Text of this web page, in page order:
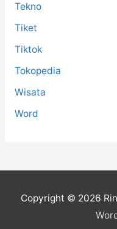
Tekno
Tiket
Tiktok
Tokopedia
Wisata
Word
Copyright © 2026